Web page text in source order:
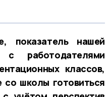
нашей
работодателями
классов,
школы готовиться